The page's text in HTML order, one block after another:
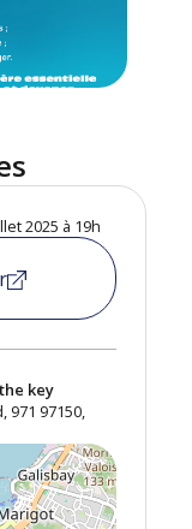
2025 à 19h
key
971 97150,